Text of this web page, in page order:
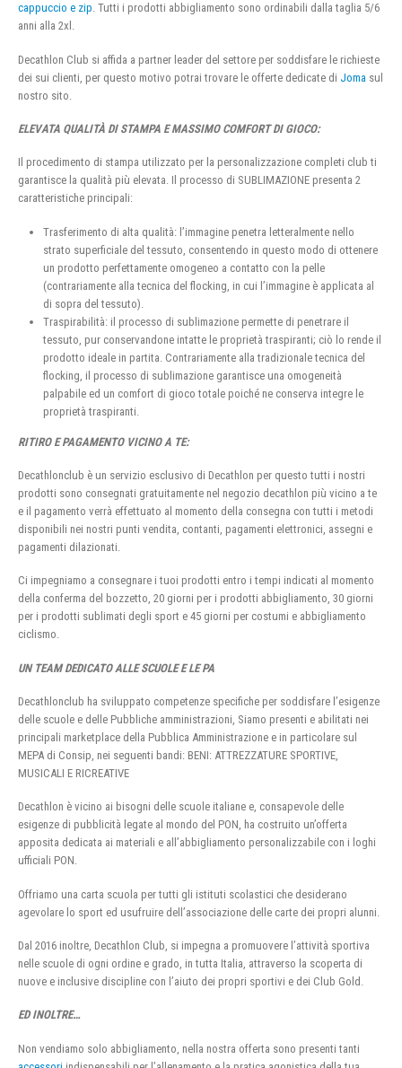
cappuccio e zip. Tutti i prodotti abbigliamento sono ordinabili dalla taglia 5/6
anni alla 2xl.
Decathlon Club si affida a partner leader del settore per soddisfare le richieste
dei sui clienti, per questo motivo potrai trovare le offerte dedicate di Joma sul
nostro sito.
ELEVATA QUALITÀ DI STAMPA E MASSIMO COMFORT DI GIOCO:
Il procedimento di stampa utilizzato per la personalizzazione completi club ti
garantisce la qualità più elevata. Il processo di SUBLIMAZIONE presenta 2
caratteristiche principali:
Trasferimento di alta qualità: l’immagine penetra letteralmente nello
strato superficiale del tessuto, consentendo in questo modo di ottenere
un prodotto perfettamente omogeneo a contatto con la pelle
(contrariamente alla tecnica del flocking, in cui l’immagine è applicata al
di sopra del tessuto).
Traspirabilità: il processo di sublimazione permette di penetrare il
tessuto, pur conservandone intatte le proprietà traspiranti; ciò lo rende il
prodotto ideale in partita. Contrariamente alla tradizionale tecnica del
flocking, il processo di sublimazione garantisce una omogeneità
palpabile ed un comfort di gioco totale poiché ne conserva integre le
proprietà traspiranti.
RITIRO E PAGAMENTO VICINO A TE:
Decathlonclub è un servizio esclusivo di Decathlon per questo tutti i nostri
prodotti sono consegnati gratuitamente nel negozio decathlon più vicino a te
e il pagamento verrà effettuato al momento della consegna con tutti i metodi
disponibili nei nostri punti vendita, contanti, pagamenti elettronici, assegni e
pagamenti dilazionati.
Ci impegniamo a consegnare i tuoi prodotti entro i tempi indicati al momento
della conferma del bozzetto, 20 giorni per i prodotti abbigliamento, 30 giorni
per i prodotti sublimati degli sport e 45 giorni per costumi e abbigliamento
ciclismo.
UN TEAM DEDICATO ALLE SCUOLE E LE PA
Decathlonclub ha sviluppato competenze specifiche per soddisfare l’esigenze
delle scuole e delle Pubbliche amministrazioni, Siamo presenti e abilitati nei
principali marketplace della Pubblica Amministrazione e in particolare sul
MEPA di Consip, nei seguenti bandi: BENI: ATTREZZATURE SPORTIVE,
MUSICALI E RICREATIVE
Decathlon è vicino ai bisogni delle scuole italiane e, consapevole delle
esigenze di pubblicità legate al mondo del PON, ha costruito un’offerta
apposita dedicata ai materiali e all’abbigliamento personalizzabile con i loghi
ufficiali PON.
Offriamo una carta scuola per tutti gli istituti scolastici che desiderano
agevolare lo sport ed usufruire dell’associazione delle carte dei propri alunni.
Dal 2016 inoltre, Decathlon Club, si impegna a promuovere l’attività sportiva
nelle scuole di ogni ordine e grado, in tutta Italia, attraverso la scoperta di
nuove e inclusive discipline con l’aiuto dei propri sportivi e dei Club Gold.
ED INOLTRE…
Non vendiamo solo abbigliamento, nella nostra offerta sono presenti tanti